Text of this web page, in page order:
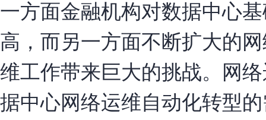
一方面金融机构对数据中心
高，而另一方面不断扩大的
维工作带来巨大的挑战。网
据中心网络运维自动化转型